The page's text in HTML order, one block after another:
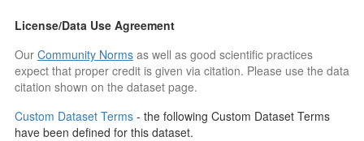
License/Data Use Agreement
Our Community Normsas well as good scientific practices
expect that proper credit is given via citation. Please use the data
citation shown on the dataset page.
Custom Dataset Terms - the following Custom Dataset Terms
have been defined for this dataset.